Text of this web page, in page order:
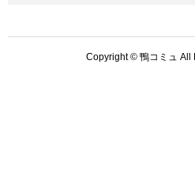
Copyright © 鴨コミュ All